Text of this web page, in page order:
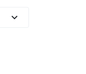
expand_more